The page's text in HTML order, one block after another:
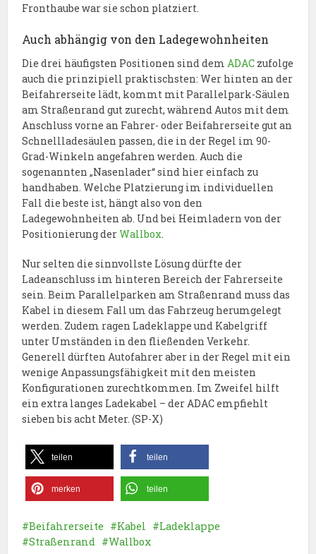
Fronthaube war sie schon platziert.
Auch abhängig von den Ladegewohnheiten
Die drei häufigsten Positionen sind dem ADAC zufolge
auch die prinzipiell praktischsten: Wer hinten an der
Beifahrerseite lädt, kommt mit Parallelpark-Säulen
am Straßenrand gut zurecht, während Autos mit dem
Anschluss vorne an Fahrer- oder Beifahrerseite gut an
Schnellladesäulen passen, die in der Regel im 90-
Grad-Winkeln angefahren werden. Auch die
sogenannten „Nasenlader“ sind hier einfach zu
handhaben. Welche Platzierung im individuellen
Fall die beste ist, hängt also von den
Ladegewohnheiten ab. Und bei Heimladern von der
Positionierung derWallbox.
Nur selten die sinnvollste Lösung dürfte der
Ladeanschluss im hinteren Bereich der Fahrerseite
sein. Beim Parallelparken am Straßenrand muss das
Kabel in diesem Fall um das Fahrzeug herumgelegt
werden. Zudem ragen Ladeklappe und Kabelgriff
unter Umständen in den fließenden Verkehr.
Generell dürften Autofahrer aber in der Regel mit ein
wenige Anpassungsfähigkeit mit den meisten
Konfigurationen zurechtkommen. Im Zweifel hilft
ein extra langes Ladekabel – der ADAC empfiehlt
sieben bis acht Meter. (SP-X)
teilen teilen
merken teilen
Beifahrerseite Kabel
Ladeklappe
Straßenrand
Wallbox